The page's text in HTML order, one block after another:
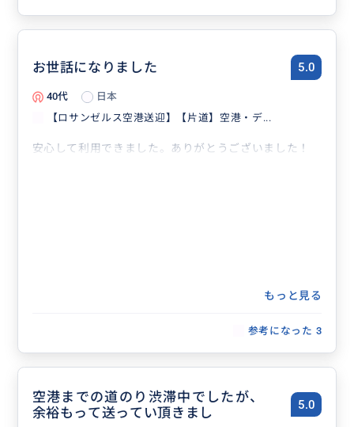
お世話になりました 5.0
40代
日本
【ロサンゼルス空港送迎】【片道】空港・デ...
安心して利用できました。ありがとうございました！
もっと見る
参考になった 3
空港までの道のり渋滞中でしたが、
余裕もって送ってい頂きまし
5.0